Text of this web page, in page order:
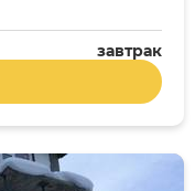
завтрак